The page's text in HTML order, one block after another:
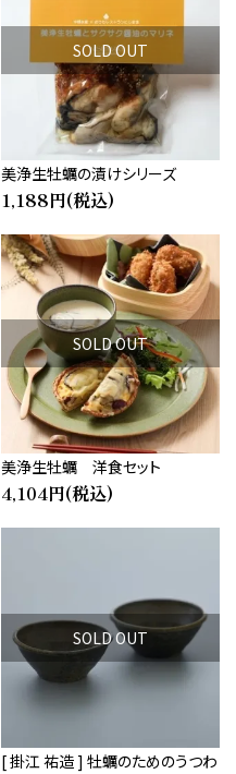
SOLD OUT
美浄生牡蠣の漬けシリーズ
1,188円(税込)
SOLD OUT
美浄生牡蠣 洋食セット
4,104円(税込)
SOLD OUT
[ 掛江 祐造 ] 牡蠣のためのうつわ
close